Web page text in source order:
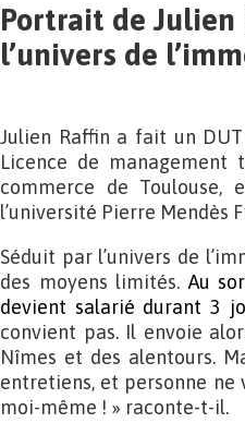
Portrait de Julien
l’univers de
Julien Raffin a fait un
Licence de management
commerce de
l’université Pierre Mendès
Séduit par l’univers de
des moyens limités. Au
devient salarié durant 3
convient pas. Il envoie
Nîmes et des alentours.
entretiens, et personne ne
moi-même ! » raconte-t-il.